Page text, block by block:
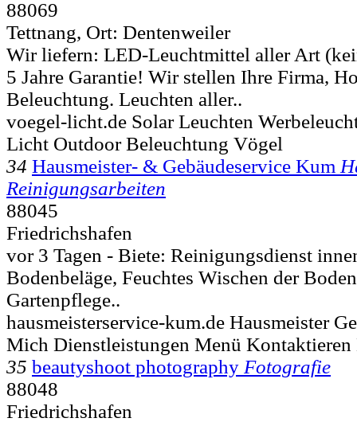
88069
Tettnang, Ort: Dentenweiler
Wir liefern: LED-Leuchtmittel aller Art
5 Jahre Garantie! Wir stellen Ihre Firma,
Beleuchtung. Leuchten aller..
voegel-licht.de Solar Leuchten
Licht Outdoor Beleuchtung Vögel
34 Hausmeister- & Gebäudeservice Kum
Reinigungsarbeiten
88045
Friedrichshafen
vor 3 Tagen - Biete: Reinigungsdienst
Bodenbeläge, Feuchtes Wischen der
Gartenpflege..
hausmeisterservice-kum.de Hausmeister
Mich Dienstleistungen Menü Kontaktieren
35 beautyshoot photography Fotografie
88048
Friedrichshafen